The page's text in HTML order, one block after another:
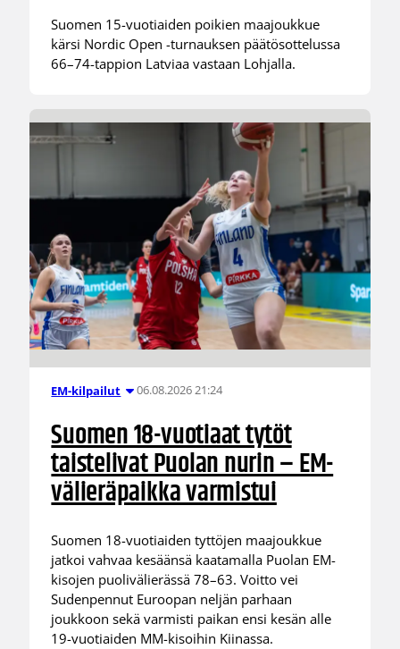
Suomen 15-vuotiaiden poikien maajoukkue
kärsi Nordic Open -turnauksen päätösottelussa
66–74-tappion Latviaa vastaan Lohjalla.
EM-kilpailut 06.08.2026 21:24
Suomen 18-vuotiaat tytöt
taistelivat Puolan nurin – EM-
välieräpaikka varmistui
Suomen 18-vuotiaiden tyttöjen maajoukkue
jatkoi vahvaa kesäänsä kaatamalla Puolan EM-
kisojen puolivälierässä 78–63. Voitto vei
Sudenpennut Euroopan neljän parhaan
joukkoon sekä varmisti paikan ensi kesän alle
19-vuotiaiden MM-kisoihin Kiinassa.